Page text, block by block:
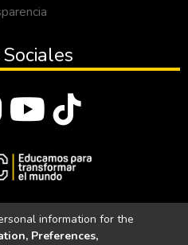
Estatal del Carchi
information for the
Preferences,